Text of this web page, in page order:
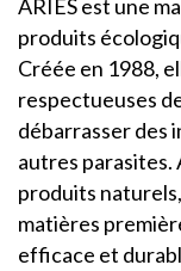
ARIES est une
produits
Créée en 1988,
respectueuses
débarrasser des
autres parasites.
produits
matières
efficace et